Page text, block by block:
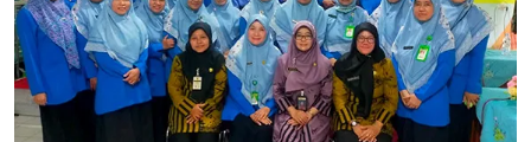
Idea
Sains
EduDana